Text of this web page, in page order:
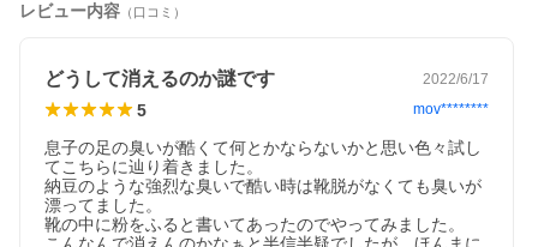
填剤、滑剤）
について
ージが変更になる場合がございます。
並行輸入商品は着色料や香料、成分量が日本国内正規品と若干異
なることがございますため、色味や質感が違う場合がございま
す。
また、商品本体に成分表を貼らなければならないため、外箱開封
の形跡があったり、未開封シールがない商品、透明フィルムのあ
る商品とない商品の取り扱いがございます。ご了承の上お買い求
めください。
レビュー内容 （口コミ）
どうして消えるのか謎です 2022/6/17
5 mov********
息子の足の臭いが酷くて何とかならないかと思い色々試し
てこちらに辿り着きました。
納豆のような強烈な臭いで酷い時は靴脱がなくても臭いが
漂ってました。
靴の中に粉をふると書いてあったのでやってみました。